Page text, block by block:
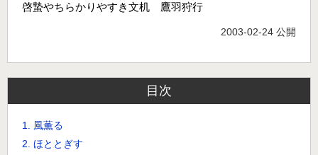
啓蟄やちらかりやすき文机 鷹羽狩行
2003-02-24 公開
目次
1. 風薫る
2. ほととぎす